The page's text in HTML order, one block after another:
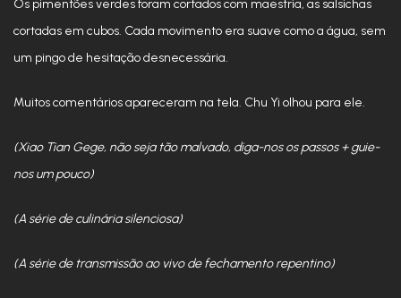
Os pimentões verdes foram cortados com maestria, as salsichas
cortadas em cubos. Cada movimento era suave como a água, sem
um pingo de hesitação desnecessária.
Muitos comentários apareceram na tela. Chu Yi olhou para ele.
(Xiao Tian Gege, não seja tão malvado, diga-nos os passos + guie-
nos um pouco)
(A série de culinária silenciosa)
(A série de transmissão ao vivo de fechamento repentino)